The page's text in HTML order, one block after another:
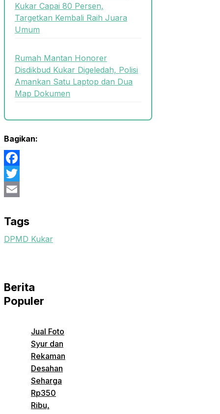
Kukar Capai 80 Persen,
Targetkan Kembali Raih Juara
Umum
Rumah Mantan Honorer
Disdikbud Kukar Digeledah, Polisi
Amankan Satu Laptop dan Dua
Map Dokumen
Bagikan:
Facebook
Twitter
Tags
DPMD Kukar
Berita
Populer
Jual Foto
Syur dan
Rekaman
Desahan
Seharga
Rp350
Ribu,